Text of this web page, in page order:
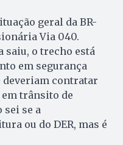
geral da BR-
Via 040.
saiu, o trecho está
em segurança
deveriam contratar
trânsito de
sei se a
ou do DER, mas é